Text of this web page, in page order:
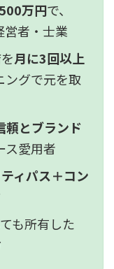
万円で、
営者・士業
月に3回以上
ングで元を取
頼とブランド
ス愛用者
ィパス＋コン
も所有した